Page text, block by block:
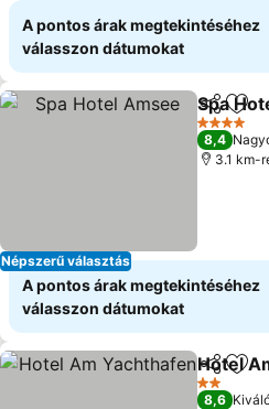
A pontos árak megtekintéséhez
válasszon dátumokat
Népszerű választás
Spa
4 Kategória
8,4
3.1 km-
A pontos árak megtekintéséhez
válasszon dátumokat
Hotel
2 Kategória
8,6